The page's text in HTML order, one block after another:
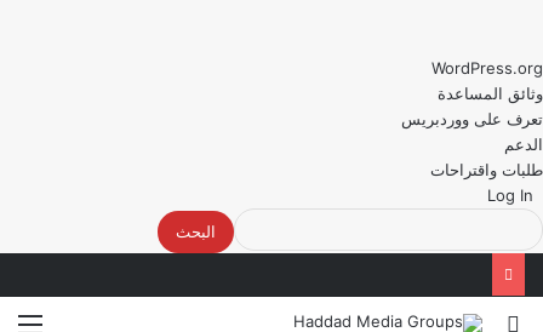
WordPress.org
وثائق المساعدة
تعرف على ووردبريس
الدعم
طلبات واقتراحات
Log In
البحث